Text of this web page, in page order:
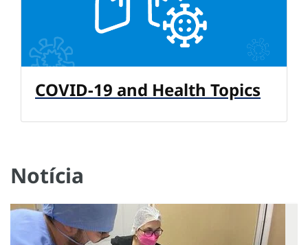
COVID-19 and Health Topics
Notícia